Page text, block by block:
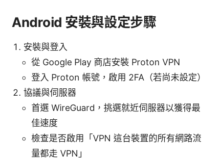
Android 安裝與設定步驟
安裝與登入
從 Google Play 商店安裝 Proton VPN
登入 Proton 帳號，啟用 2FA（若尚未設定）
協議與伺服器
首選 WireGuard，挑選就近伺服器以獲得最
佳速度
檢查是否啟用「VPN 這台裝置的所有網路流
量都走 VPN」